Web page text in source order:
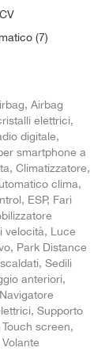
(7)
Airbag
elettrici,
digitale,
smartphone a
Climatizzatore,
clima,
ESP, Fari
velocità, Luce
Park Distance
Sedili
anteriori,
Supporto
screen,